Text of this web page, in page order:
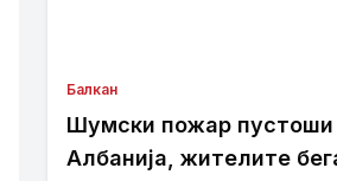
Балкан
Шумски пожар пустоши
Албанија, жителите